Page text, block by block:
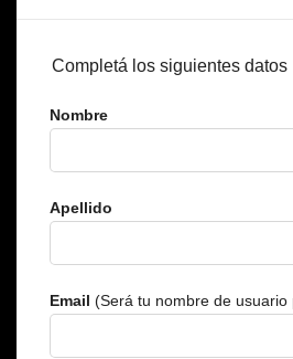
Completá los siguientes datos
Nombre
Apellido
Email (Será tu nombre de usuario